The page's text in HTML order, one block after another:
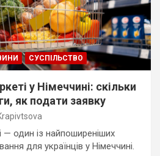
СУСПІЛЬСТВО
у Німеччині: скільки
як подати заявку
— один із найпоширеніших
для українців у Німеччині.